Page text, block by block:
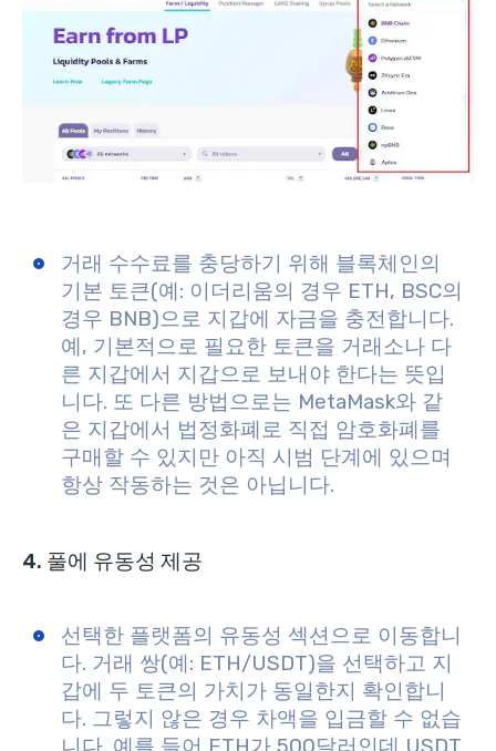
거래 수수료를 충당하기 위해 블록체인의
기본 토큰(예: 이더리움의 경우 ETH, BSC의
경우 BNB)으로 지갑에 자금을 충전합니다.
예, 기본적으로 필요한 토큰을 거래소나 다
른 지갑에서 지갑으로 보내야 한다는 뜻입
니다. 또 다른 방법으로는 MetaMask와 같
은 지갑에서 법정화폐로 직접 암호화폐를
구매할 수 있지만 아직 시범 단계에 있으며
항상 작동하는 것은 아닙니다.
4. 풀에 유동성 제공
선택한 플랫폼의 유동성 섹션으로 이동합니
다. 거래 쌍(예: ETH/USDT)을 선택하고 지
갑에 두 토큰의 가치가 동일한지 확인합니
다. 그렇지 않은 경우 차액을 입금할 수 없습